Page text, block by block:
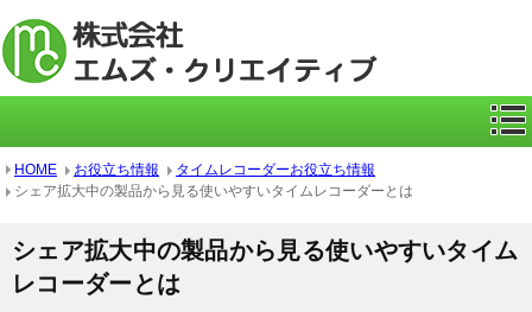
HOME お役立ち情報
タイムレコーダーお役立ち情報
シェア拡大中の製品から見る使いやすいタイムレコーダーとは
シェア拡大中の製品から見る使いやすいタイム
レコーダーとは